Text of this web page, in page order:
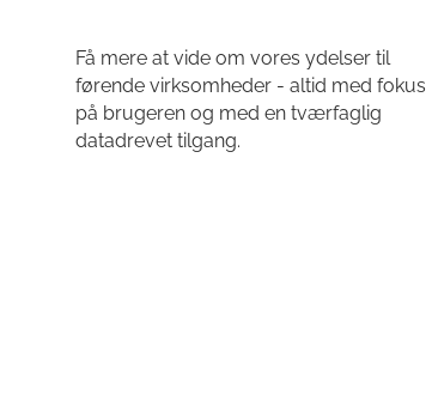
Få mere at vide om vores ydelser til
førende virksomheder - altid med fokus
på brugeren og med en tværfaglig
datadrevet tilgang.